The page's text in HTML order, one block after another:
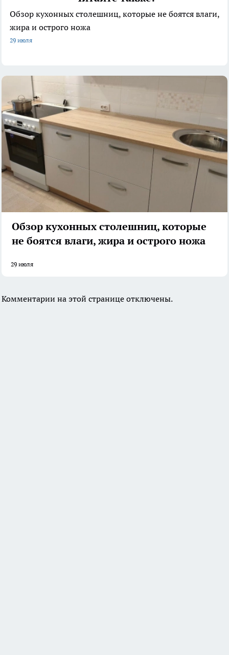
Обзор кухонных столешниц, которые не боятся влаги,
жира и острого ножа
29 июля
Обзор кухонных столешниц, которые
не боятся влаги, жира и острого ножа
29 июля
Комментарии на этой странице отключены.